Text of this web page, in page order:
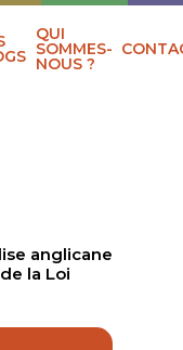
QUI
SOMMES-
NOUS ?
anglicane
la Loi